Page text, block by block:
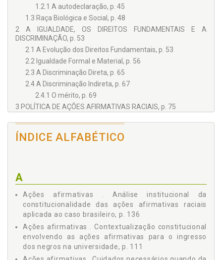
1.2.1 A autodeclaração, p. 45
1.3 Raça Biológica e Social, p. 48
2 A IGUALDADE, OS DIREITOS FUNDAMENTAIS E A
DISCRIMINAÇÃO, p. 53
2.1 A Evolução dos Direitos Fundamentais, p. 53
2.2 Igualdade Formal e Material, p. 56
2.3 A Discriminação Direta, p. 65
2.4 A Discriminação Indireta, p. 67
2.4.1 O mérito, p. 69
3 POLÍTICA DE AÇÕES AFIRMATIVAS RACIAIS, p. 75
75
3.2 Justificação das Ações Afirmativas no Caso dos
3.5 Ações Afirmativas no Mundo, p. 98
3.5.1 Na Índia, p. 100
3.5.2 Na África do Sul, p. 101
3.5.3 Nos Estados Unidos da América, p. 101
4 UMA NECESSÁRIA RELEITURA DA CONSTITUIÇÃO
BRASILEIRA, p. 111
4.1 A Contextualização Constitucional Envolvendo as
ÍNDICE ALFABÉTICO
A
Ações afirmativas . Análise institucional da
constitucionalidade das ações afirmativas raciais
aplicada ao caso brasileiro, p. 136
Ações afirmativas . Contextualização constitucional
envolvendo as ações afirmativas para o ingresso
dos negros na universidade, p. 111